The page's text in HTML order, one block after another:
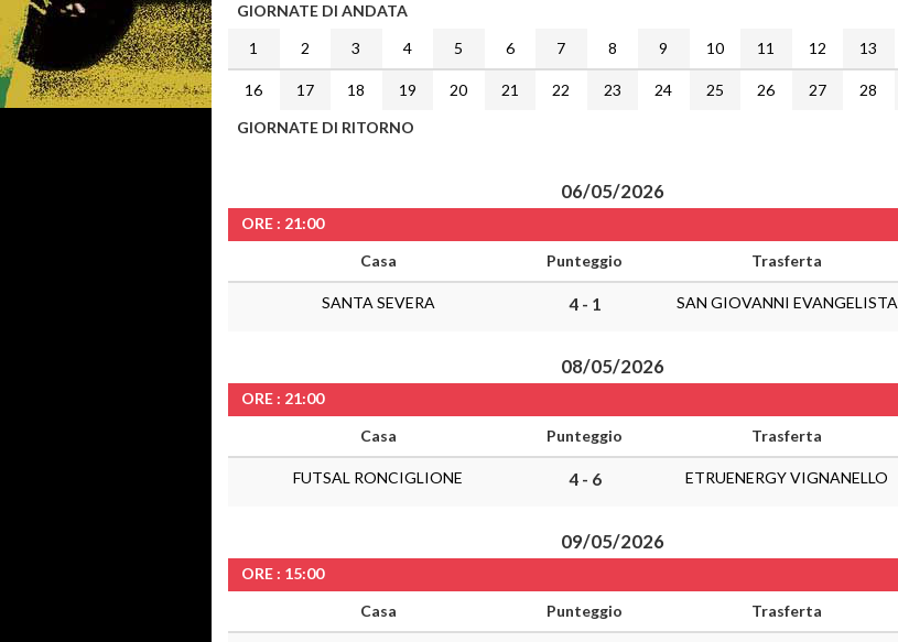
GIORNATE DI ANDATA
1
2 3 4 5 6 7 8 9 10 11 12 13
16 17 18 19 20 21 22 23 24 25 26 27 28
GIORNATE DI RITORNO
06/05/2026
ORE : 21:00
Casa
Punteggio Trasferta
SANTA SEVERA 4 - 1 SAN GIOVANNI EVANGELISTA
08/05/2026
ORE : 21:00
Casa
Punteggio Trasferta
FUTSAL RONCIGLIONE 4 - 6 ETRUENERGY VIGNANELLO
09/05/2026
ORE : 15:00
Casa
Punteggio Trasferta